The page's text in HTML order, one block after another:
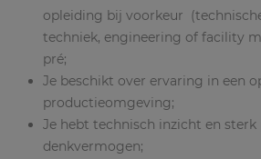
opleiding bij voorkeur
techniek, engineering of facility
pré;
Je beschikt over ervaring in een
productieomgeving;
Je hebt technisch inzicht en
denkvermogen;